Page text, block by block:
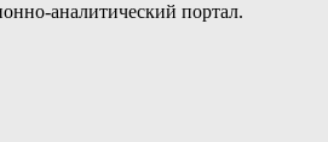
аналитический портал.